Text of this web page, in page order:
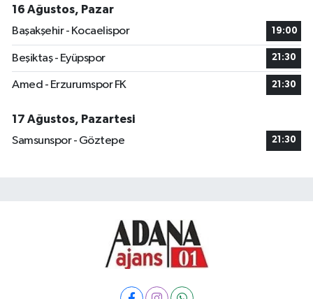
16 Ağustos, Pazar
Başakşehir - Kocaelispor
19:00
Beşiktaş - Eyüpspor 21:30
Amed - Erzurumspor FK 21:30
17 Ağustos, Pazartesi
Samsunspor - Göztepe
21:30